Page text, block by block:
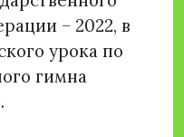
– 2022, в
урока по
гимна